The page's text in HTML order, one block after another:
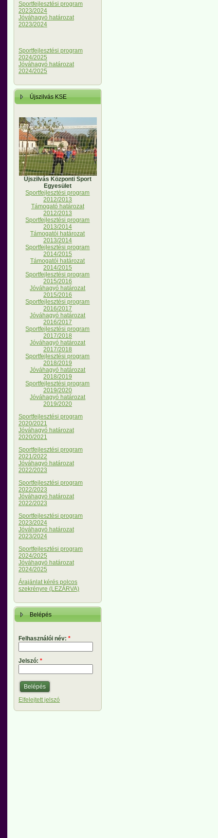
Sportfejlesztési program
2023/2024
Jóváhagyó határozat
2023/2024
Sportfejlesztési program
2024/2025
Jóváhagyó határozat
2024/2025
Újszilvás KSE
Újszilvás Központi Sport
Egyesület
Sportfejlesztési program
2012/2013
Támogató határozat
2012/2013
Sportfejlesztési program
2013/2014
Támogatói határozat
2013/2014
Sportfejlesztési program
2014/2015
Támogatói határozat
2014/2015
Sportfejlesztési program
2015/2016
Jóváhagyó határozat
2015/2016
Sportfejlesztési program
2016/2017
Jóváhagyó határozat
2016/2017
Sportfejlesztési program
2017/2018
Jóváhagyó határozat
2017/2018
Sportfejlesztési program
2018/2019
Jóváhagyó határozat
2018/2019
Sportfejlesztési program
2019/2020
Jóváhagyó határozat
2019/2020
Sportfejlesztési program
2020/2021
Jóváhagyó határozat
2020/2021
Sportfejlesztési program
2021/2022
Jóváhagyó határozat
2022/2023
Sportfejlesztési program
2022/2023
Jóváhagyó határozat
2022/2023
Sportfejlesztési program
2023/2024
Jóváhagyó határozat
2023/2024
Sportfejlesztési program
2024/2025
Jóváhagyó határozat
2024/2025
Árajánlat kérés polcos
szekrényre (LEZÁRVA)
Belépés
Felhasználói név: *
Jelszó: *
Elfelejtett jelszó